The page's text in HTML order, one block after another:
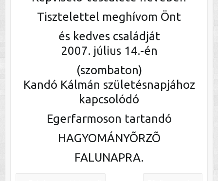
Tisztelettel meghívom Önt
és kedves családját
2007. július 14.-én
(szombaton)
Kandó Kálmán születésnapjához
kapcsolódó
Egerfarmoson tartandó
HAGYOMÁNYÕRZÕ
FALUNAPRA.